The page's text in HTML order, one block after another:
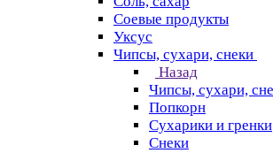
Соевые продукты
Уксус
Чипсы, сухари, снеки
Назад
Чипсы, сухари,
Попкорн
Сухарики и гренки
Снеки